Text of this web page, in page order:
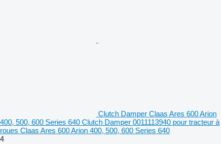
Clutch Damper Claas Ares 600 Arion
400, 500, 600 Series 640 Clutch Damper 0011113940 pour tracteur à
roues Claas Ares 600 Arion 400, 500, 600 Series 640
4